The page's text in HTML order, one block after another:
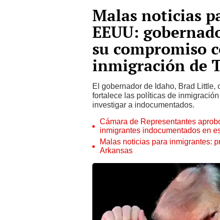
Malas noticias
EEUU:
su compromiso
inmigración de
El gobernador de Idaho, Brad
fortalece las políticas de
investigar a indocumentados.
Cámara de Representantes
inmigrantes indocumentados en
Malas noticias para inmigrantes:
Arkansas